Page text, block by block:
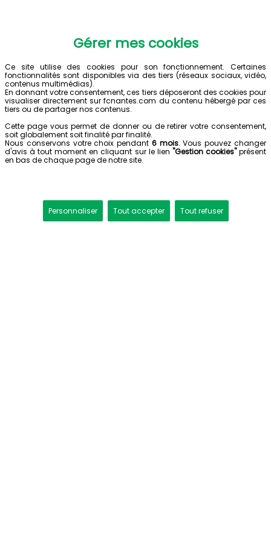
Gérer mes cookies
Ce site utilise des cookies pour son fonctionnement. Certaines
fonctionnalités sont disponibles via des tiers (réseaux sociaux, vidéo,
contenus multimédias).
En donnant votre consentement, ces tiers déposeront des cookies pour
visualiser directement sur fcnantes.com du contenu hébergé par ces
tiers ou de partager nos contenus.
Cette page vous permet de donner ou de retirer votre consentement,
soit globalement soit finalité par finalité.
Nous conservons votre choix pendant 6 mois. Vous pouvez changer
d'avis à tout moment en cliquant sur le lien "Gestion cookies"présent
en bas de chaque page de notre site.
Personnaliser Tout accepter Tout refuser